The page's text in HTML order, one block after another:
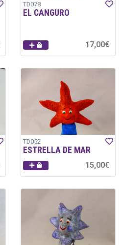
TD078
EL CANGURO
17,00€
TD052
ESTRELLA DE MAR
15,00€